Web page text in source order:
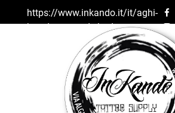
https://www.inkando.it/it/aghi-
kwadron-round-shader-
035mm-07rs-box-50-pz